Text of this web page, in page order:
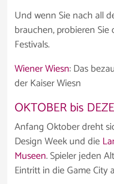
Und wenn Sie nach all
brauchen, probieren
Festivals.
Wiener Wiesn: Das
der Kaiser Wiesn
OKTOBER bis
Anfang Oktober dreht
Design Week und die
Museen. Spieler jeden
Eintritt in die Game City